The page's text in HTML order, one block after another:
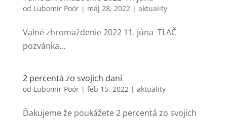
od Lubomir Poór| máj 28, 2022| aktuality
Valné zhromaždenie 2022 11. júna TLAČ
pozvánka...
2 percentá zo svojich daní
od Lubomir Poór| feb 15, 2022| aktuality
Ďakujeme že poukážete 2 percentá zo svojich